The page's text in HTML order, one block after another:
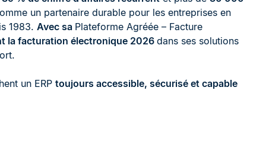
un partenaire durable pour les entreprises en
1983. Avec sa Plateforme Agréée – Facture
la facturation électronique 2026 dans ses solutions
un ERP toujours accessible, sécurisé et capable